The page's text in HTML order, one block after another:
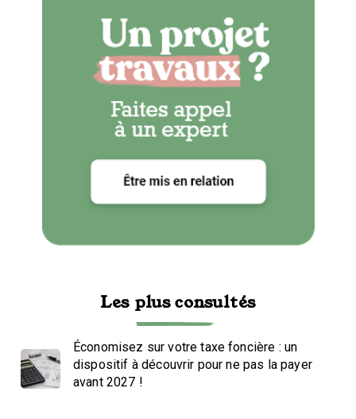
Les plus consultés
Économisez sur votre taxe foncière : un
dispositif à découvrir pour ne pas la payer
avant 2027 !